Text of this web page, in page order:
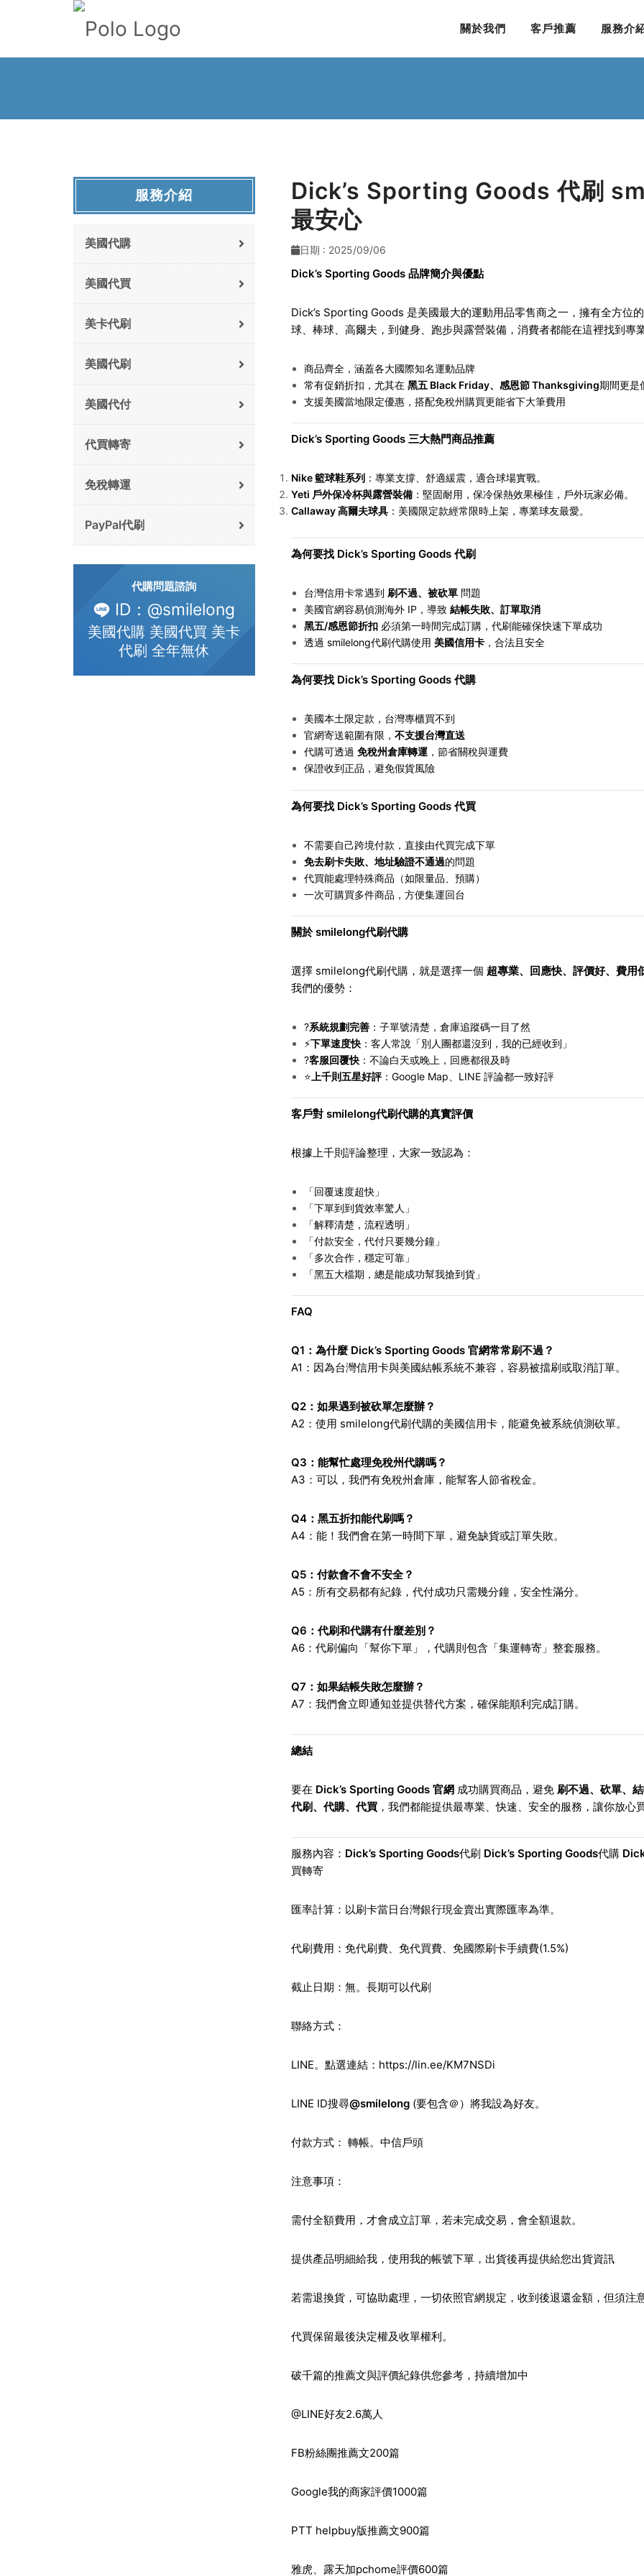
關於我們 客戶推薦 服務介
Dick’s Sporting Goods 代刷
最安心
日期 : 2025/09/06
Dick’s Sporting Goods 品牌簡介與優點
Dick’s Sporting Goods 是美國最大的運動用品零售商之一，擁有全方位
球、棒球、高爾夫，到健身、跑步與露營裝備，消費者都能在這裡找到專
商品齊全，涵蓋各大國際知名運動品牌
常有促銷折扣，尤其在 黑五 Black Friday、感恩節 Thanksgiving期間更是
支援美國當地限定優惠，搭配免稅州購買更能省下大筆費用
Dick’s Sporting Goods 三大熱門商品推薦
Nike籃球鞋系列：專業支撐、舒適緩震，適合球場實戰。
Yeti 戶外保冷杯與露營裝備：堅固耐用，保冷保熱效果極佳，戶外玩家必備。
Callaway高爾夫球具：美國限定款經常限時上架，專業球友最愛。
為何要找 Dick’s Sporting Goods 代刷
台灣信用卡常遇到 刷不過、被砍單問題
美國官網容易偵測海外 IP，導致 結帳失敗、訂單取消
黑五/感恩節折扣必須第一時間完成訂購，代刷能確保快速下單成功
透過 smilelong代刷代購使用 美國信用卡，合法且安全
為何要找 Dick’s Sporting Goods 代購
美國本土限定款，台灣專櫃買不到
官網寄送範圍有限， 不支援台灣直送
代購可透過 免稅州倉庫轉運，節省關稅與運費
保證收到正品，避免假貨風險
為何要找 Dick’s Sporting Goods 代買
不需要自己跨境付款，直接由代買完成下單
免去刷卡失敗、地址驗證不通過的問題
代買能處理特殊商品（如限量品、預購）
一次可購買多件商品，方便集運回台
關於 smilelong代刷代購
選擇 smilelong代刷代購，就是選擇一個 超專業、回應快、評價好、費用
我們的優勢：
?系統規劃完善：子單號清楚，倉庫追蹤碼一目了然
⚡下單速度快：客人常說「別人團都還沒到，我的已經收到」
?客服回覆快：不論白天或晚上，回應都很及時
⭐ 上千則五星好評：Google Map、LINE 評論都一致好評
客戶對 smilelong代刷代購的真實評價
根據上千則評論整理，大家一致認為：
「回覆速度超快」
「下單到到貨效率驚人」
「解釋清楚，流程透明」
「付款安全，代付只要幾分鐘」
「多次合作，穩定可靠」
「黑五大檔期，總是能成功幫我搶到貨」
FAQ
Q1 ：為什麼 Dick’s Sporting Goods 官網常常刷不過？
A1：因為台灣信用卡與美國結帳系統不兼容，容易被擋刷或取消訂單。
Q2：如果遇到被砍單怎麼辦？
A2：使用 smilelong代刷代購的美國信用卡，能避免被系統偵測砍單。
Q3 ：能幫忙處理免稅州代購嗎？
A3：可以，我們有免稅州倉庫，能幫客人節省稅金。
Q4：黑五折扣能代刷嗎？
A4：能！我們會在第一時間下單，避免缺貨或訂單失敗。
Q5：付款會不會不安全？
A5：所有交易都有紀錄，代付成功只需幾分鐘，安全性滿分。
Q6 ：代刷和代購有什麼差別？
A6：代刷偏向「幫你下單」，代購則包含「集運轉寄」整套服務。
Q7 ：如果結帳失敗怎麼辦？
A7：我們會立即通知並提供替代方案，確保能順利完成訂購。
總結
要在 Dick’s Sporting Goods 官網成功購買商品，避免 刷不過、砍單、
代刷、代購、代買，我們都能提供最專業、快速、安全的服務，讓你放心
服務內容： Dick’s Sporting Goods代刷 Dick’s Sporting Goods代購
買轉寄
匯率計算：以刷卡當日台灣銀行現金賣出實際匯率為準。
代刷費用：免代刷費、免代買費、免國際刷卡手續費(1.5%)
截止日期：無。長期可以代刷
聯絡方式：
LINE。點選連結： https://lin.ee/KM7NSDi
LINE ID搜尋@smilelong(要包含＠）將我設為好友。
付款方式： 轉帳。中信戶頭
注意事項：
需付全額費用，才會成立訂單，若未完成交易，會全額退款。
提供產品明細給我，使用我的帳號下單，出貨後再提供給您出貨資訊
若需退換貨，可協助處理，一切依照官網規定，收到後退還金額，但須注
代買保留最後決定權及收單權利。
破千篇的推薦文與評價紀錄供您參考，持續增加中
@LINE好友2.6萬人
FB粉絲團推薦文200篇
Google我的商家評價1000篇
PTT helpbuy版推薦文900篇
雅虎、露天加pchome評價600篇
服務介紹
美國代購
美國代買
美卡代刷
美國代刷
美國代付
代買轉寄
免稅轉運
PayPal代刷
代購問題諮詢
ID：@smilelong
美國代購 美國代買 美卡
代刷 全年無休